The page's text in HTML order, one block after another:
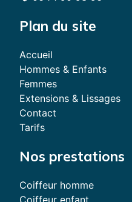
Plan du site
Accueil
Hommes & Enfants
Femmes
Extensions & Lissages
Contact
Tarifs
Nos prestations
Coiffeur homme